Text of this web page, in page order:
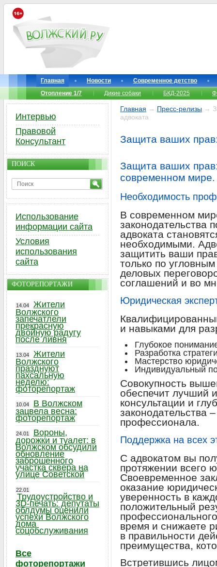
Главная Новости
Современное детство
Отопление 1/7
Дикие собаки БКД-2025
Главная → Пресс-релизы →
адвоката
Защита ваших
Защита ваших
современном мире.
Необходимость
В современном
законодательства
адвоката
необходимыми.
защитить ваши
только по
деловых
соглашений и во
Юридическая
и навыками для
Глубокое
Разработка
Мастерство
Индивидуальный
Совокупность
обеспечит лучший
консультации и
законодательства
профессионала.
Поддержка на всех
С адвокатом вы
протяжении всего
Своевременное
оказание
уверенность в
положительный
время и снижаете
в правильности
преимущества,
Встретившись
Интервью
Правовой
Консультант
ПОИСК
Использование
информации сайта
Условия
использования
сайта
ФОТОРЕПОРТАЖИ
14.04
Жители
Волжского
запечатлели
прекрасную
двойную радугу
после ливня
13.04
Жители
Волжского
празднуют
пахсальную
неделю:
фоторепортаж
10.04
В Волжском
зацвела весна:
фоторепортаж
24.01
Вороны,
дорожки и туалет: в
Волжском обсудили
обновление
заброшенного
участка сквера на
улице Советской
22.01
Трудоустройство и
3D-печать: депутаты
облдумы оценили
успехи Волжского
дома
соцобслуживания
Все
фоторепортажи